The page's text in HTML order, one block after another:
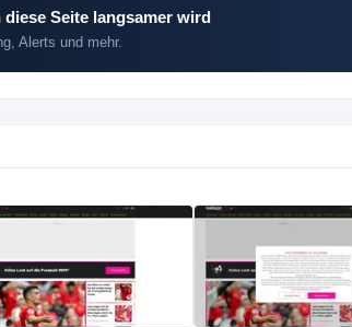
Seite langsamer wird
Alerts und mehr.